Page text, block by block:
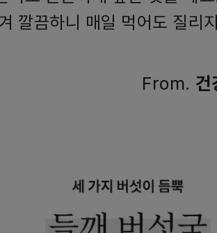
깔끔하니 매일 먹어도 질리
From. 건